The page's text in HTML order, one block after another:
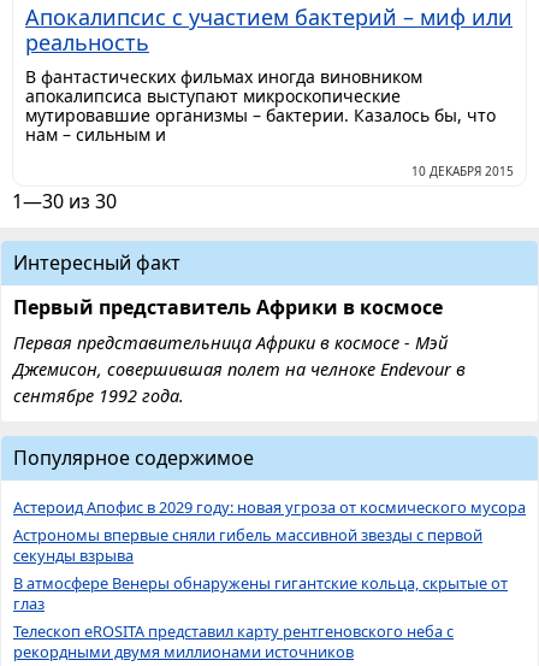
Апокалипсис с участием бактерий – миф или
реальность
В фантастических фильмах иногда виновником
апокалипсиса выступают микроскопические
мутировавшие организмы – бактерии. Казалось бы, что
нам – сильным и
10 ДЕКАБРЯ 2015
1—30 из 30
Интересный факт
Первый представитель Африки в космосе
Первая представительница Африки в космосе - Мэй
Джемисон, совершившая полет на челноке Endevour в
сентябре 1992 года.
Популярное содержимое
Астероид Апофис в 2029 году: новая угроза от космического мусора
Астрономы впервые сняли гибель массивной звезды с первой
секунды взрыва
В атмосфере Венеры обнаружены гигантские кольца, скрытые от
глаз
Телескоп eROSITA представил карту рентгеновского неба с
рекордными двумя миллионами источников